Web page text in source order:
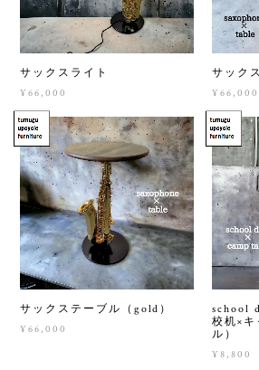
サックスライト
¥66,000
サック
¥66,000
サックステーブル（gold）
¥66,000
school
校机×キ
ル）
¥8,800